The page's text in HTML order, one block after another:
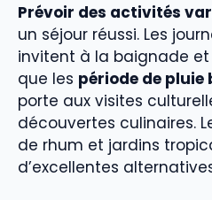
Prévoir des activités
un séjour réussi. Les
invitent à la baignade et
que les période de pluie
porte aux visites
découvertes culinaires.
de rhum et jardins
d’excellentes